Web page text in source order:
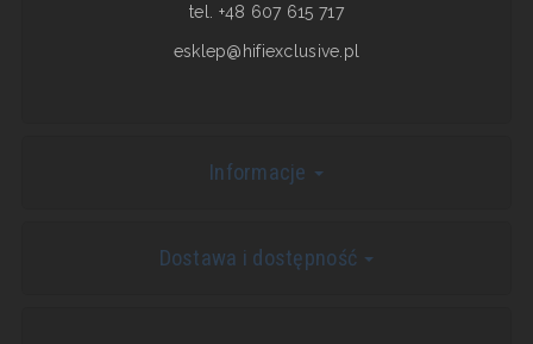
tel. +48 607 615 717
esklep@hifiexclusive.pl
Informacje
Dostawa i dostępność